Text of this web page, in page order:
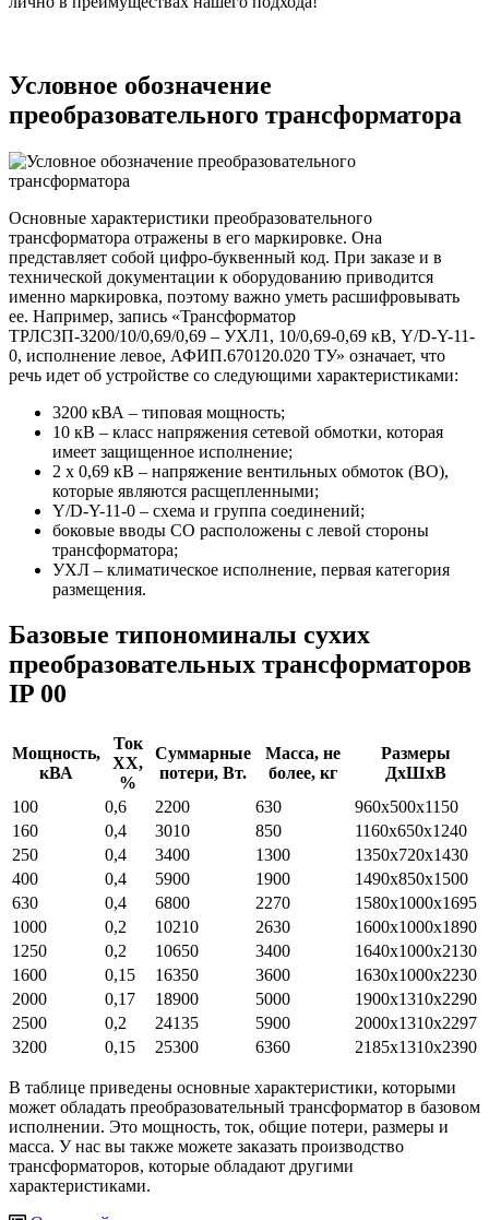
Условное обозначение
преобразовательного трансформатора
Основные характеристики преобразовательного
трансформатора отражены в его маркировке. Она
представляет собой цифро-буквенный код. При заказе и в
технической документации к оборудованию приводится
именно маркировка, поэтому важно уметь расшифровывать
ее. Например, запись «Трансформатор
ТРЛСЗП-3200/10/0,69/0,69 – УХЛ1, 10/0,69-0,69 кВ, Y/D-Y-11-
0, исполнение левое, АФИП.670120.020 ТУ» означает, что
речь идет об устройстве со следующими характеристиками:
3200 кВА – типовая мощность;
10 кВ – класс напряжения сетевой обмотки, которая
имеет защищенное исполнение;
2 х 0,69 кВ – напряжение вентильных обмоток (ВО),
которые являются расщепленными;
Y/D-Y-11-0 – схема и группа соединений;
боковые вводы СО расположены с левой стороны
трансформатора;
УХЛ – климатическое исполнение, первая категория
размещения.
Базовые типономиналы сухих
преобразовательных трансформаторов
IP 00
Мощность,
кВА
Ток
ХХ,
%
Суммарные
потери, Вт.
Масса, не
более, кг
Размеры
ДхШхВ
100
0,6 2200 630
960х500х1150
160
0,4 3010 850
1160х650х1240
250
0,4 3400 1300
1350х720х1430
400
0,4 5900 1900
1490х850х1500
630
0,4 6800 2270
1580х1000х1695
1000
0,2 10210 2630
1600х1000х1890
1250
0,2 10650 3400
1640х1000х2130
1600
0,15 16350 3600
1630х1000х2230
2000
0,17 18900 5000
1900х1310х2290
2500
0,2 24135 5900
2000х1310х2297
3200
0,15 25300 6360 2185х1310х2390
В таблице приведены основные характеристики, которыми
может обладать преобразовательный трансформатор в базовом
исполнении. Это мощность, ток, общие потери, размеры и
масса. У нас вы также можете заказать производство
трансформаторов, которые обладают другими
характеристиками.